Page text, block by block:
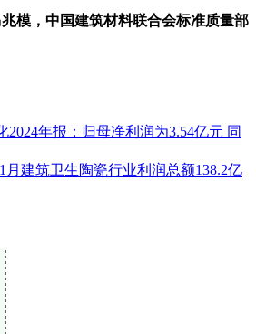
兆模，中国建筑材料联合会标准质量部
2024年报：归母净利润为3.54亿元 同
月建筑卫生陶瓷行业利润总额138.2亿